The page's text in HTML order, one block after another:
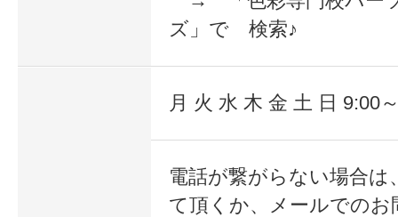
受講生がなりたい自分の夢を叶えて、キ
ズ」で 検索♪
月 火 水 木 金 土 日 9:00
電話が繋がらない場合は
て頂くか、メールでのお